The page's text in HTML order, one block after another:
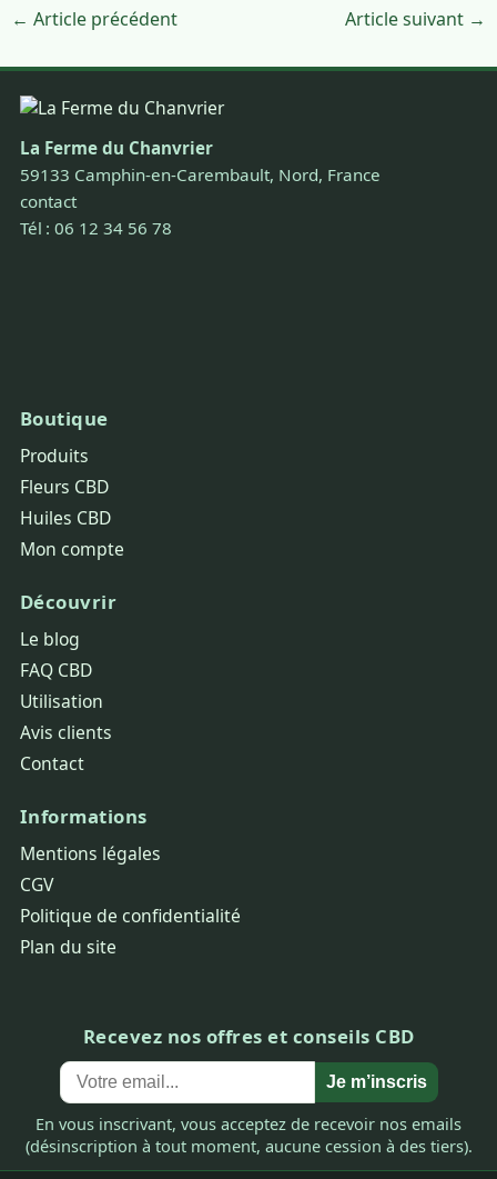
← Article précédent Article suivant →
La Ferme du Chanvrier
59133 Camphin-en-Carembault, Nord, France
contact
Tél : 06 12 34 56 78
Boutique
Produits
Fleurs CBD
Huiles CBD
Mon compte
Découvrir
Le blog
FAQ CBD
Utilisation
Avis clients
Contact
Informations
Mentions légales
CGV
Politique de confidentialité
Plan du site
Recevez nos offres et conseils CBD
Je m’inscris
En vous inscrivant, vous acceptez de recevoir nos emails
(désinscription à tout moment, aucune cession à des tiers).